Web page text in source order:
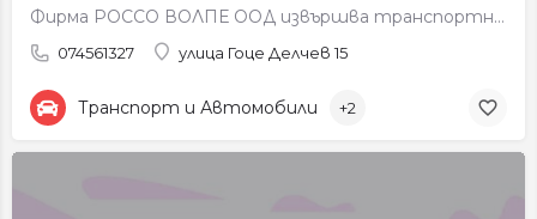
Фирма РОССО ВОЛПЕ ООД извършва транспортни услуги. Основната и дейност е Международен автомобилен…
074561327 улица Гоце Делчев 15
Транспорт и Автомобили +2